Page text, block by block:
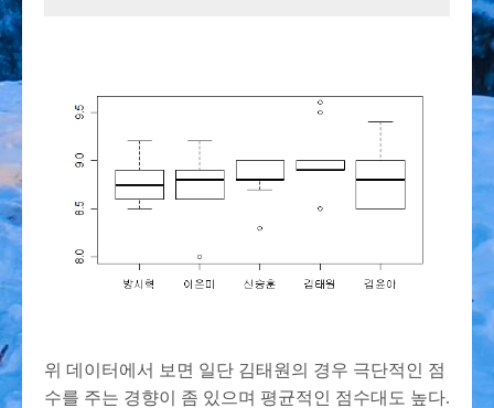
위 데이터에서 보면 일단 김태원의 경우 극단적인 점
수를 주는 경향이 좀 있으며 평균적인 점수대도 높다.